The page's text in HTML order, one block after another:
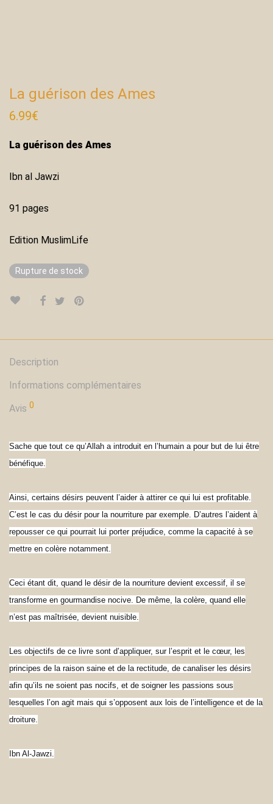
La guérison des Ames
6.99€
La guérison des Ames
Ibn al Jawzi
91 pages
Edition MuslimLife
Rupture de stock
Description
Informations complémentaires
Avis 0
Sache que tout ce qu’Allah a introduit en l’humain a pour but de lui être
bénéfique.
Ainsi, certains désirs peuvent l’aider à attirer ce qui lui est profitable.
C’est le cas du désir pour la nourriture par exemple. D’autres l’aident à
repousser ce qui pourrait lui porter préjudice, comme la capacité à se
mettre en colère notamment.
Ceci étant dit, quand le désir de la nourriture devient excessif, il se
transforme en gourmandise nocive. De même, la colère, quand elle
n’est pas maîtrisée, devient nuisible.
Les objectifs de ce livre sont d’appliquer, sur l’esprit et le cœur, les
principes de la raison saine et de la rectitude, de canaliser les désirs
afin qu’ils ne soient pas nocifs, et de soigner les passions sous
lesquelles l’on agit mais qui s’opposent aux lois de l’intelligence et de la
droiture.
Ibn Al-Jawzi.